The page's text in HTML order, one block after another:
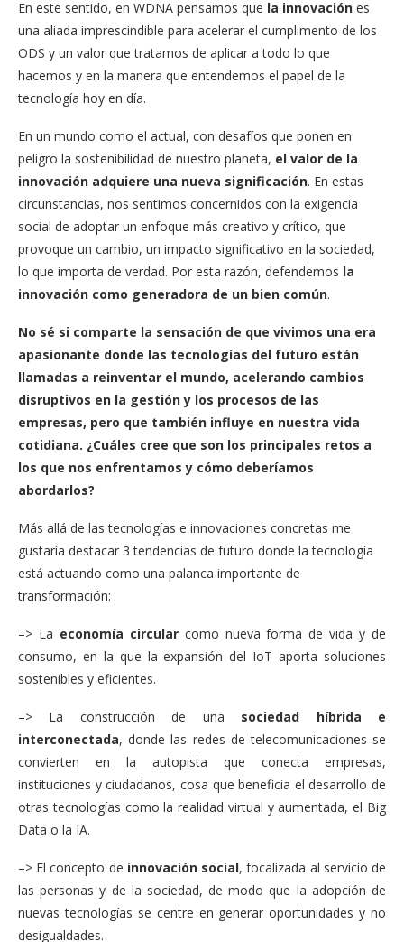
En este sentido, en WDNA pensamos que la innovación es
una aliada imprescindible para acelerar el cumplimento de los
ODS y un valor que tratamos de aplicar a todo lo que
hacemos y en la manera que entendemos el papel de la
tecnología hoy en día.
En un mundo como el actual, con desafíos que ponen en
peligro la sostenibilidad de nuestro planeta, el valor de la
innovación adquiere una nueva significación. En estas
circunstancias, nos sentimos concernidos con la exigencia
social de adoptar un enfoque más creativo y crítico, que
provoque un cambio, un impacto significativo en la sociedad,
lo que importa de verdad. Por esta razón, defendemos la
innovación como generadora de un bien común.
No sé si comparte la sensación de que vivimos una era
apasionante donde las tecnologías del futuro están
llamadas a reinventar el mundo, acelerando cambios
disruptivos en la gestión y los procesos de las
empresas, pero que también influye en nuestra vida
cotidiana. ¿Cuáles cree que son los principales retos a
los que nos enfrentamos y cómo deberíamos
abordarlos?
Más allá de las tecnologías e innovaciones concretas me
gustaría destacar 3 tendencias de futuro donde la tecnología
está actuando como una palanca importante de
transformación:
–> La economía circularcomo nueva forma de vida y de
consumo, en la que la expansión del IoT aporta soluciones
sostenibles y eficientes.
–> La construcción de una sociedad híbrida e
interconectada, donde las redes de telecomunicaciones se
convierten en la autopista que conecta empresas,
instituciones y ciudadanos, cosa que beneficia el desarrollo de
otras tecnologías como la realidad virtual y aumentada, el Big
Data o la IA.
–> El concepto de innovación social, focalizada al servicio de
las personas y de la sociedad, de modo que la adopción de
nuevas tecnologías se centre en generar oportunidades y no
desigualdades.